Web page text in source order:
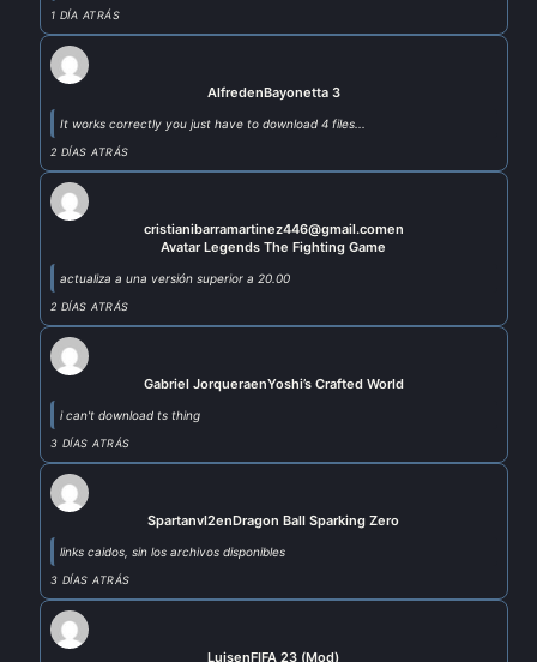
1 DÍA ATRÁS
AlfredenBayonetta 3
It works correctly you just have to download 4 files...
2 DÍAS ATRÁS
cristianibarramartinez446@gmail.comen
Avatar Legends The Fighting Game
actualiza a una versión superior a 20.00
2 DÍAS ATRÁS
Gabriel JorqueraenYoshi’s Crafted World
i can't download ts thing
3 DÍAS ATRÁS
Spartanvl2enDragon Ball Sparking Zero
links caidos, sin los archivos disponibles
3 DÍAS ATRÁS
LuisenFIFA 23 (Mod)